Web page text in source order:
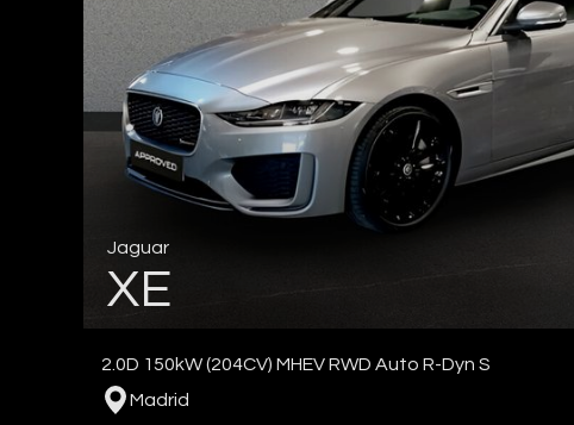
Jaguar
XE
2.0D 150kW (204CV) MHEV RWD Auto R-Dyn S
Madrid